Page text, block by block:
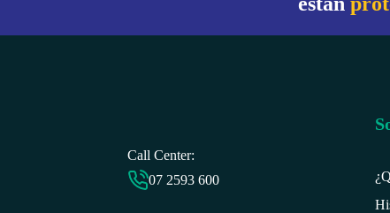
Call Center:
07 2593 600